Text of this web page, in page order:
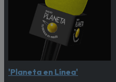
'Planeta en Línea'